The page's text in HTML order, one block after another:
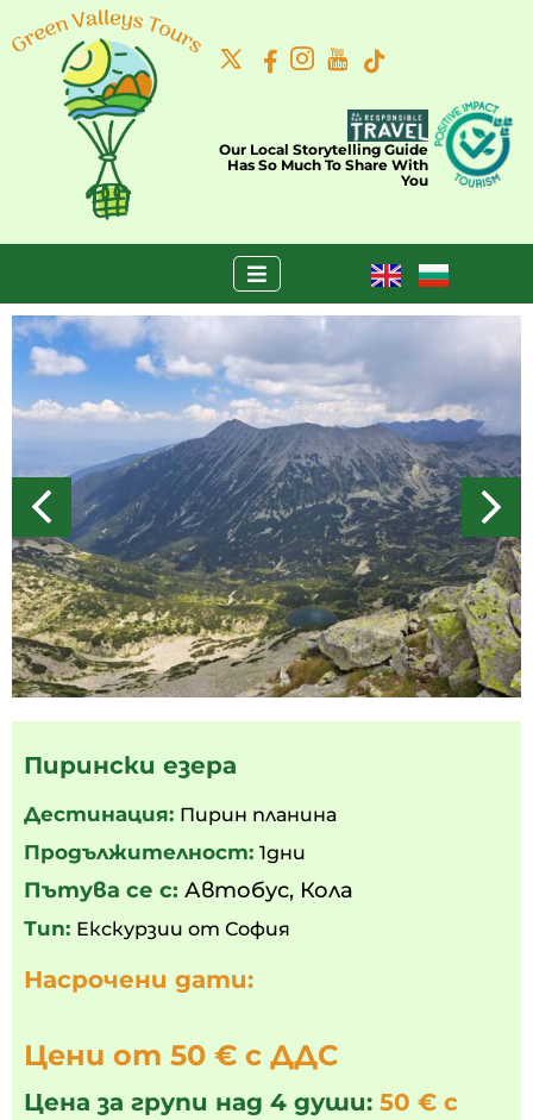
Our Local Storytelling Guide
Has So Much To Share With
You
Пирински езера
Дестинация: Пирин планина
Продължителност: 1дни
Пътува се с: Автобус, Кола
Тип: Екскурзии от София
Насрочени дати:
Цени от 50 € с ДДС
Цена за групи над 4 души: 50 € с